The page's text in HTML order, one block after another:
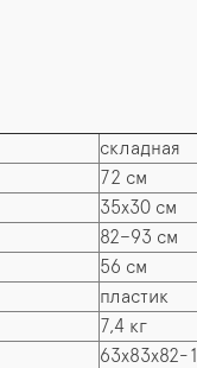
складная
72 см
35x30 см
82–93 см
56 см
пластик
7,4 кг
63x83x82-